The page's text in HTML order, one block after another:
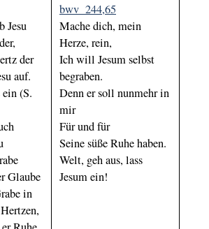
Jesu
der
auf.
ein (S.
Glaube
in
bwv 244,65
Mache dich, mein
Herze, rein,
Ich will Jesum selbst
begraben.
Denn er soll nunmehr in
mir
Für und für
Seine süße Ruhe haben.
Welt, geh aus, lass
Jesum ein!